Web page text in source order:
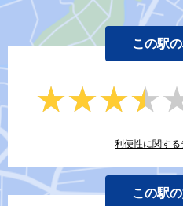
この駅
利便性に関す
この駅